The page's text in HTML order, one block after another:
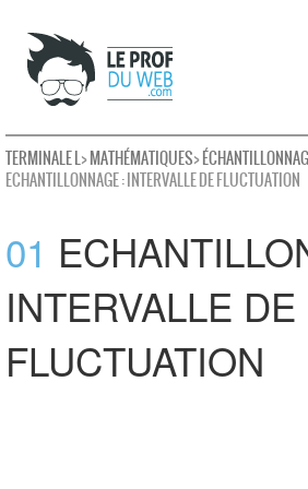
leProfDuWeb
Seconde
Première
Terminale
Rechercher
TERMINALE L>MATHÉMATIQUES>
ECHANTILLONNAGE : INTERVALLE DE FLUCTUATION
01
INTERVALLE DE
FLUCTUATION